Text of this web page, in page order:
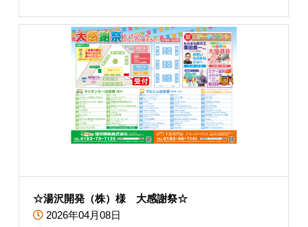
☆湯沢開発（株）様 大感謝祭☆
2026年04月08日